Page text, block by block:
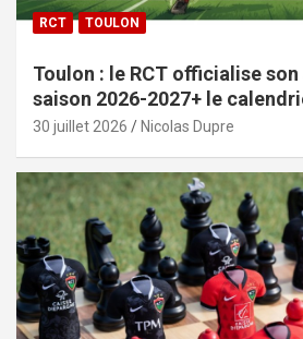
RCT TOULON
Toulon : le RCT officialise
saison 2026-2027+ le
30 juillet 2026 Nicolas Dupre